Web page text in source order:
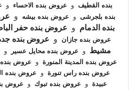
بنده القطيف
و عروض بنده الاحساء و
بنده بلجرشى
و عروض بنده بيشه و
بنده الدمام و عروض بنده حفر
عروض بنده جازان
و عروض بنده
مشيط
و عروض بنده محايل عسير و
عروض بنده المدينة المنورة
و عروض
عروض بنده راس تنورة
و عروض بنده
عبيدة
و عروض بنده تبوك و عروض